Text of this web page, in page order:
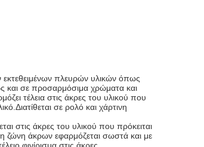
εκτεθειμένων πλευρών υλικών όπως
και σε προσαρμόσιμα χρώματα και
τέλεια στις άκρες του υλικού που
σε ρολό και χάρτινη
στις άκρες του υλικού που πρόκειται
η ζώνη άκρων εφαρμόζεται σωστά και με